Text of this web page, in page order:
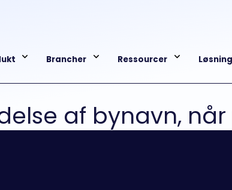
Brancher Ressourcer
af bynavn,